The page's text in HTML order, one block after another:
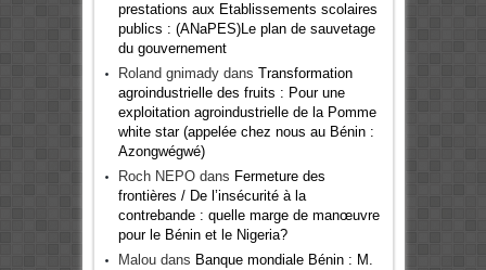
prestations aux Etablissements scolaires
publics : (ANaPES)Le plan de sauvetage
du gouvernement
Roland gnimadydans Transformation
agroindustrielle des fruits : Pour une
exploitation agroindustrielle de la Pomme
white star (appelée chez nous au Bénin :
Azongwégwé)
Roch NEPOdans Fermeture des
frontières / De l’insécurité à la
contrebande : quelle marge de manœuvre
pour le Bénin et le Nigeria?
Maloudans Banque mondiale Bénin : M.